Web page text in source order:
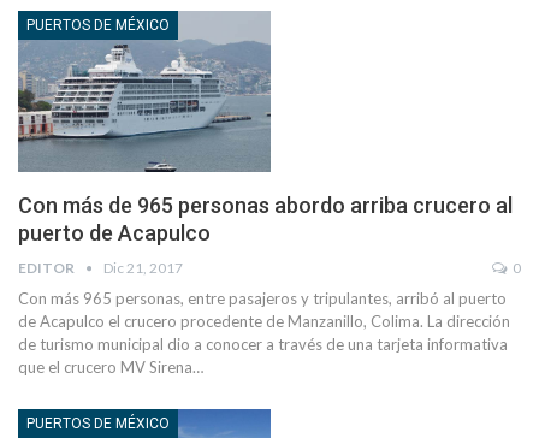
PUERTOS DE MÉXICO
Con más de 965 personas abordo arriba crucero al
puerto de Acapulco
EDITOR Dic 21, 2017 0
Con más 965 personas, entre pasajeros y tripulantes, arribó al puerto
de Acapulco el crucero procedente de Manzanillo, Colima. La dirección
de turismo municipal dio a conocer a través de una tarjeta informativa
que el crucero MV Sirena…
PUERTOS DE MÉXICO